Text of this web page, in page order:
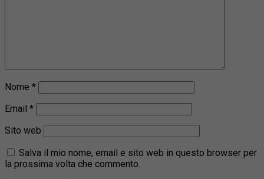
Nome *
Email *
Sito web
Salva il mio nome, email e sito web in questo browser per
la prossima volta che commento.